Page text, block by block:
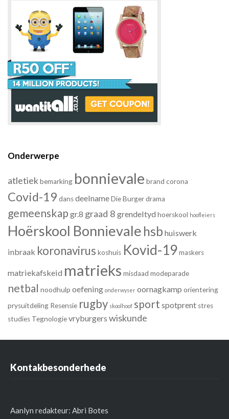
Onderwerpe
atletiekbemarking bonnievale brand corona
Covid-19 dansdeelnameDie Burgerdrama
gemeenskap gr.8 graad 8 grendeltyd hoerskool hoofleiers
Hoërskool Bonnievale hsb huiswerk
inbraak koronavirus koshuis Kovid-19maskers
matriekafskeid matrieks misdaad modeparade
netbal noodhulp oefening onderwyser oornagkamp orientering
prysuitdeling Resensie rugby skoolhoof sport spotprent stres
studies Tegnologievryburgers wiskunde
Kontakbesonderhede
Aanlyn redakteur: Abri Botes